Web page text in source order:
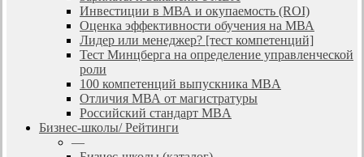
Инвестиции в МВА и окупаемость (ROI)
Оценка эффективности обучения на МВА
Лидер или менеджер? [тест компетенций]
Тест Минцберга на определение управленческой
роли
100 компетенций выпускника MBA
Отличия МВА от магистратуры
Российский стандарт MBA
Бизнес-школы/ Рейтинги
—